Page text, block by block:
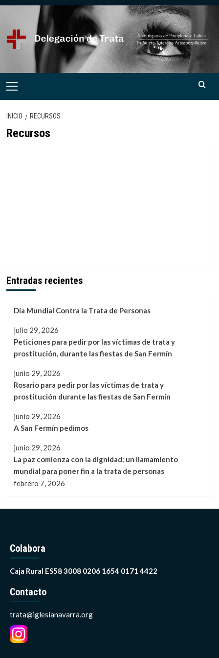
Saltar
contenido
Menú
INICIO RECURSOS
Recursos
Entradas recientes
Día Mundial Contra la Trata de Personas
julio 29, 2026
Peticiones para pedir por las víctimas de trata y
prostitución, durante las fiestas de San Fermín
junio 29, 2026
Rosario para pedir por las víctimas de trata y
prostitución durante las fiestas de San Fermín
junio 29, 2026
A San Fermín pedimos
junio 29, 2026
La paz comienza con la dignidad: un llamamiento
mundial para poner fin a la trata de personas
febrero 7, 2026
Colabora
Caja Rural ES58 3008 0206 1654 0171 4422
Contacto
trata@iglesianavarra.org